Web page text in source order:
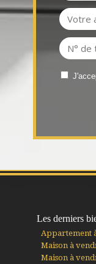
Les derniers
Appartement
Maison à
Maison à